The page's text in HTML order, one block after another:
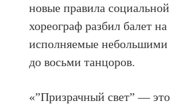
новые правила
хореограф разбил балет
исполняемые небольшими
до восьми танцоров.
«”Призрачный свет” —